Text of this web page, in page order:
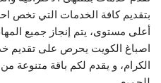
بتقديم كافة الخدمات التي تخص
أعلى مستوى، يتم إنجاز جميع
اصباغ الكويت يحرص على تقديم
الكرام، و يقدم لكم باقة متنوعة